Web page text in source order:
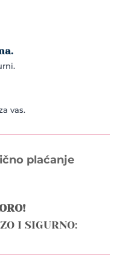
vas.
plaćanje
I SIGURNO: